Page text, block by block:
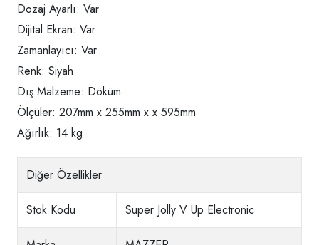
Dozaj Ayarlı: Var
Dijital Ekran: Var
Zamanlayıcı: Var
Renk: Siyah
Dış Malzeme: Döküm
Ölçüler: 207mm x 255mm x x 595mm
Ağırlık: 14 kg
Diğer Özellikler
Stok Kodu Super Jolly V Up Electronic